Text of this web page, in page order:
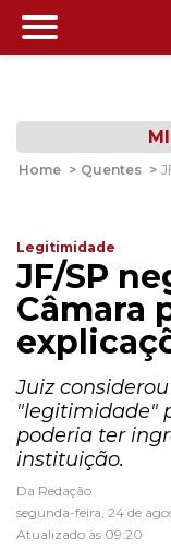
Home > Quentes >
Legitimidade
JF/SP
Câmara
Juiz
"legitimidade"
poderia ter
instituição.
Da Redação
segunda-feira, 24 de
Atualizado às 09:20